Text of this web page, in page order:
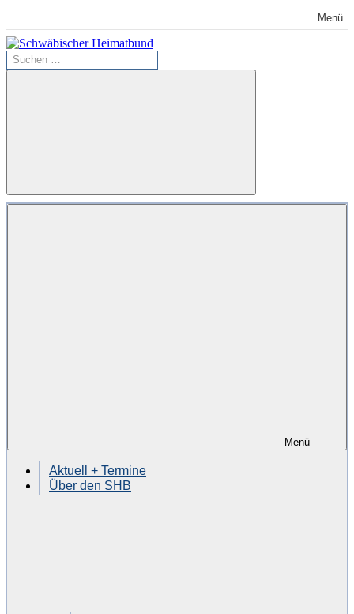
Inhalt
springen
Menü
Schwäbischer
Suchen
nach:
Suchen
Menü
Aktuell + Termine
Über den SHB